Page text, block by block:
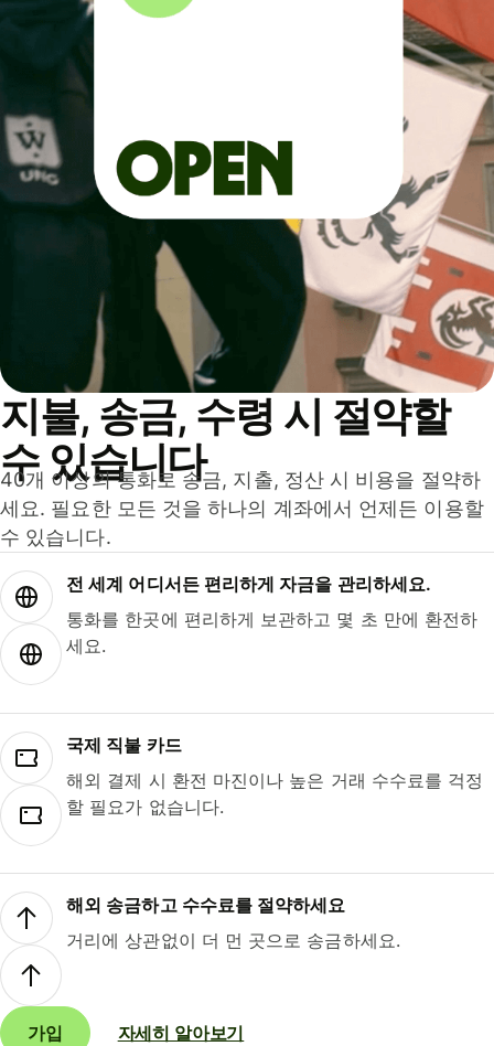
지불, 송금, 수령 시 절약할
수 있습니다
40개 이상의 통화로 송금, 지출, 정산 시 비용을 절약하
세요. 필요한 모든 것을 하나의 계좌에서 언제든 이용할
수 있습니다.
전 세계 어디서든 편리하게 자금을 관리하세요.
통화를 한곳에 편리하게 보관하고 몇 초 만에 환전하
세요.
국제 직불 카드
해외 결제 시 환전 마진이나 높은 거래 수수료를 걱정
할 필요가 없습니다.
해외 송금하고 수수료를 절약하세요
거리에 상관없이 더 먼 곳으로 송금하세요.
가입 자세히 알아보기